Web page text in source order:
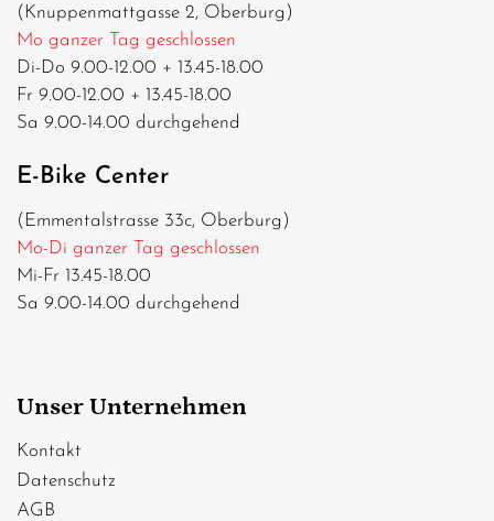
(Knuppenmattgasse 2, Oberburg)
Mo ganzer Tag geschlossen
Di-Do 9.00-12.00 + 13.45-18.00
Fr 9.00-12.00 + 13.45-18.00
Sa 9.00-14.00 durchgehend
E-Bike Center
(Emmentalstrasse 33c, Oberburg)
Mo-Di ganzer Tag geschlossen
Mi-Fr 13.45-18.00
Sa 9.00-14.00 durchgehend
Unser Unternehmen
Kontakt
Datenschutz
AGB